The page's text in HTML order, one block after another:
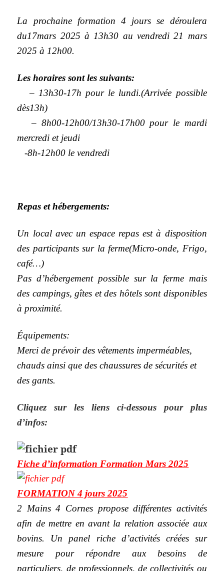
La prochaine formation 4 jours se déroulera
du17mars 2025 à 13h30 au vendredi 21 mars
2025 à 12h00.
Les horaires sont les suivants:
– 13h30-17h pour le lundi.(Arrivée possible
dès13h)
– 8h00-12h00/13h30-17h00 pour le mardi
mercredi et jeudi
-8h-12h00 le vendredi
Repas et hébergements:
Un local avec un espace repas est à disposition
des participants sur la ferme(Micro-onde, Frigo,
café…)
Pas d’hébergement possible sur la ferme mais
des campings, gîtes et des hôtels sont disponibles
à proximité.
Équipements:
Merci de prévoir des vêtements imperméables,
chauds ainsi que des chaussures de sécurités et
des gants.
Cliquez sur les liens ci-dessous pour plus
d’infos:
Fiche d’information Formation Mars 2025
FORMATION 4 jours 2025
2 Mains 4 Cornes propose différentes activités
afin de mettre en avant la relation associée aux
bovins. Un panel riche d’activités créées sur
mesure pour répondre aux besoins de
particuliers, de professionnels, de collectivités ou